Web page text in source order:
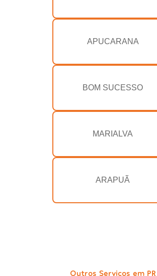
APUCARANA
BOM SUCESSO
MARIALVA
ARAPUÃ
Outros Serviços em PR